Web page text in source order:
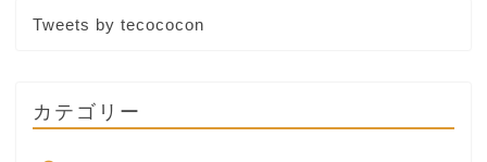
Tweets by tecococon
カテゴリー